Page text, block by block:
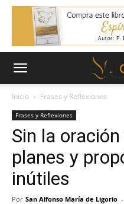
Inicio Frases y Reflexiones
Frases y Reflexiones
Sin la
planes y
inútiles
Por San Alfonso María de Ligorio -